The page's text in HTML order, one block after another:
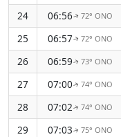
24
06:56↑ 72° ONO
25
06:57↑ 72° ONO
26
06:59↑ 73° ONO
27
07:00↑ 74° ONO
28
07:02↑ 74° ONO
29
07:03↑ 75° ONO